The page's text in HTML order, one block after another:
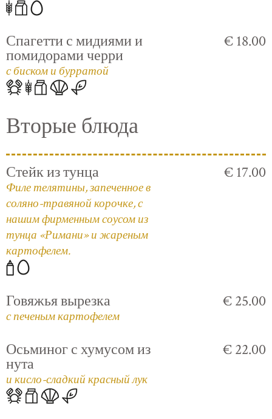
Спагетти с мидиями и
помидорами черри
с биском и бурратой
€ 18.00
Вторые блюда
Стейк из тунца
Филе телятины, запеченное в
соляно-травяной корочке, с
нашим фирменным соусом из
тунца «Римани» и жареным
картофелем.
€ 17.00
Говяжья вырезка
с печеным картофелем
€ 25.00
Осьминог с хумусом из
нута
и кисло-сладкий красный лук
€ 22.00